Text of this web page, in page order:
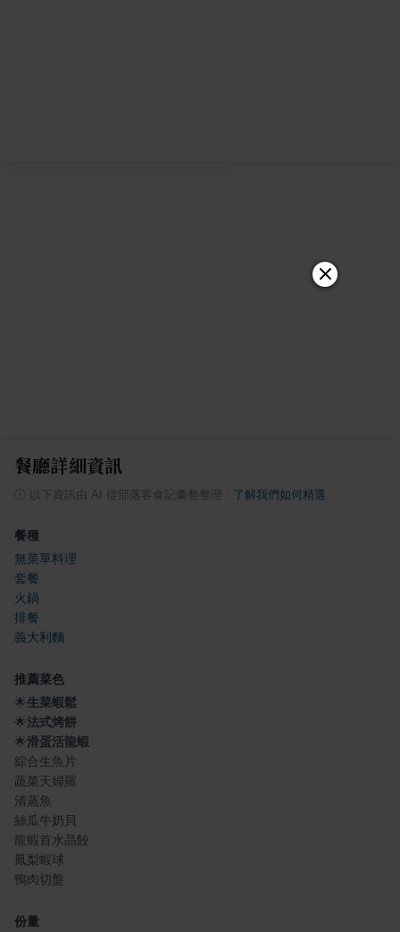
餐廳詳細資訊
以下資訊由 AI 從部落客食記彙整整理 了解我們如何精選
餐種
無菜單料理
套餐
火鍋
排餐
義大利麵
推薦菜色
🌟生菜蝦鬆
🌟法式烤餅
🌟滑蛋活龍蝦
綜合生魚片
蔬菜天婦羅
清蒸魚
絲瓜牛奶貝
龍蝦首水晶餃
鳳梨蝦球
鴨肉切盤
份量